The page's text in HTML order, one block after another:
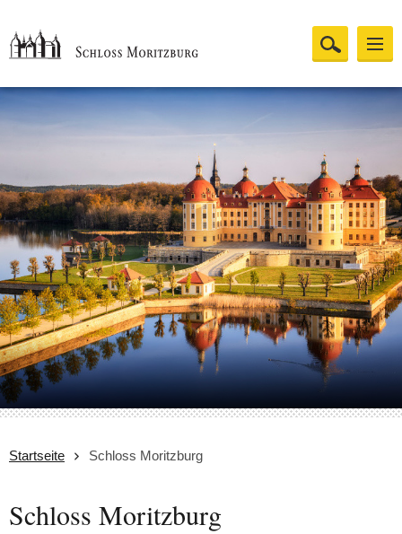
Startseite Schloss Moritzburg
Schloss Moritzburg